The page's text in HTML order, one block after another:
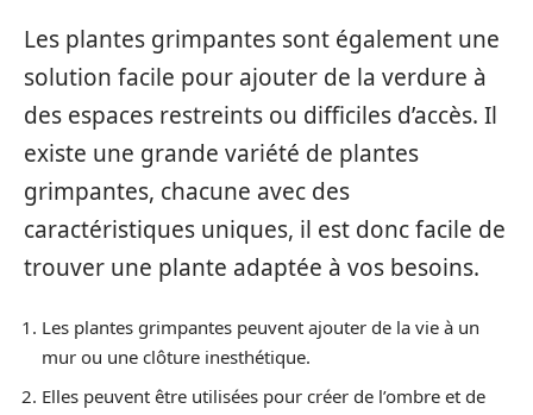
Les plantes grimpantes sont également une
solution facile pour ajouter de la verdure à
des espaces restreints ou difficiles d’accès. Il
existe une grande variété de plantes
grimpantes, chacune avec des
caractéristiques uniques, il est donc facile de
trouver une plante adaptée à vos besoins.
Les plantes grimpantes peuvent ajouter de la vie à un
mur ou une clôture inesthétique.
Elles peuvent être utilisées pour créer de l’ombre et de